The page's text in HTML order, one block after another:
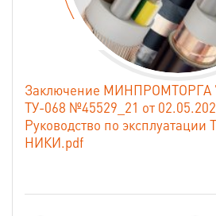
Заключение МИНПРОМТОРГА
ТУ-068 №45529_21 от
Руководство по эксплуатации
НИКИ.pdf